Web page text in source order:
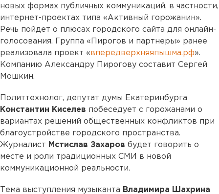
новых формах публичных коммуникаций, в частности,
интернет-проектах типа «Активный горожанин».
Речь пойдет о плюсах городского сайта для онлайн-
голосования. Группа «Пирогов и партнеры» ранее
реализовала проект «впередверхняяпышма.рф».
Компанию Александру Пирогову составит Сергей
Мошкин.
Политтехнолог, депутат думы Екатеринбурга
Константин Киселев побеседует с горожанами о
вариантах решений общественных конфликтов при
благоустройстве городского пространства.
Журналист Мстислав Захаров будет говорить о
месте и роли традиционных СМИ в новой
коммуникационной реальности.
Тема выступления музыканта Владимира Шахрина